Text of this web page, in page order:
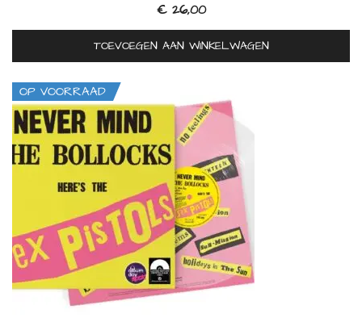
€26,00
TOEVOEGEN AAN WINKELWAGEN
OP VOORRAAD